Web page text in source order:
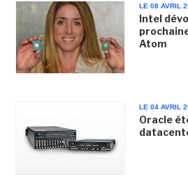
LE 08 AVRIL
Intel
Atom
LE 04 AVRIL
Oracle